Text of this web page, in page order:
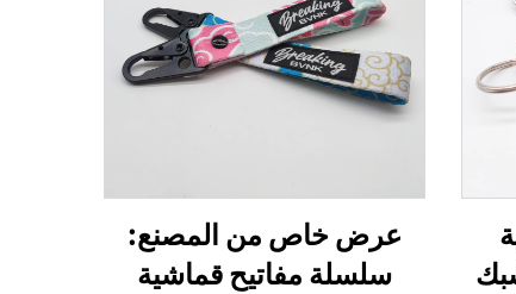
عرض خاص من المصنع:
سلسلة مفاتيح قماشية